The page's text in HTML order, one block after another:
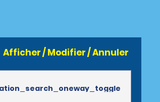
Afficher / Modifier / Annuler